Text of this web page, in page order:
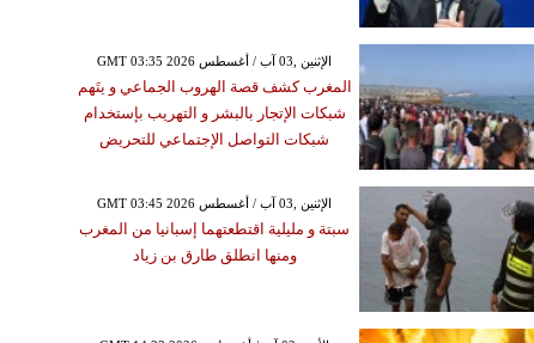
GMT 03:35 2026 الإثنين ,03 آب / أغسطس
المغرب كشف قصة الهروب الجماعي و يتَهم
شبكات الإتجار بالبشر و التهريب بإستخدام
شبكات التواصل الإجتماعي للتحريض
GMT 03:45 2026 الإثنين ,03 آب / أغسطس
سبتة و مليلية اقتطعتهما إسبانيا من المغرب
ومنها انطلق طارق بن زياد